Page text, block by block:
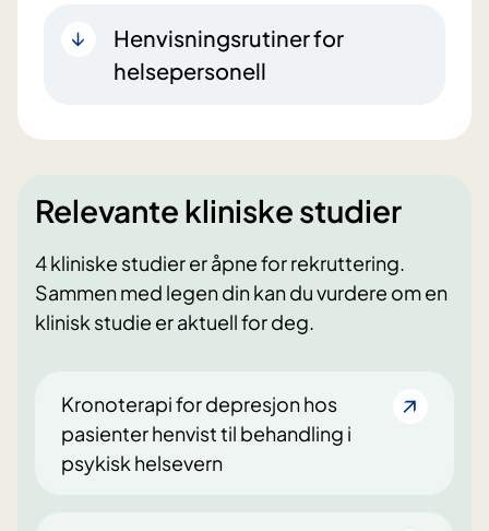
Henvisningsrutiner for
helsepersonell
Relevante kliniske studier
4 kliniske studier er åpne for rekruttering.
Sammen med legen din kan du vurdere om en
klinisk studie er aktuell for deg.
Kronoterapi for depresjon hos
pasienter henvist til behandling i
psykisk helsevern